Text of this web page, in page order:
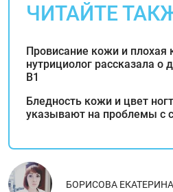
ЧИТАЙТЕ
Провисание кожи и плохая
нутрициолог рассказала о
B1
Бледность кожи и цвет
указывают на проблемы с
БОРИСОВА ЕКАТЕРИНА